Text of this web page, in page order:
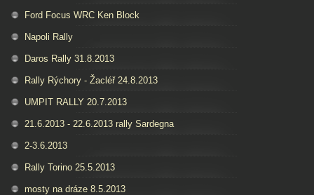
Ford Focus WRC Ken Block
Napoli Rally
Daros Rally 31.8.2013
Rally Rýchory - Žacléř 24.8.2013
UMPIT RALLY 20.7.2013
21.6.2013 - 22.6.2013 rally Sardegna
2-3.6.2013
Rally Torino 25.5.2013
mosty na dráze 8.5.2013